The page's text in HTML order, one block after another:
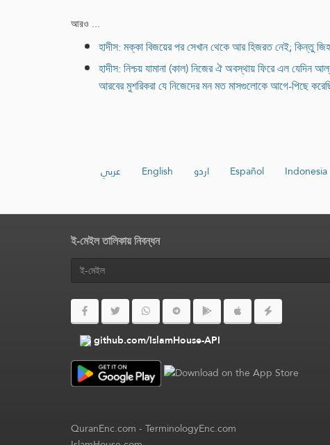
আরও ...
হাদীস: মক্কা বিজয়ের পর সেখান থেকে আর হিজরত নেই; কিন্তু
হাদীস: নিশ্চয় যামানা (কাল) নিজের ঐ অবস্থায় ফিরে এল যেদিন
আরবের মুশরিকরা যে নিজেদের মন মত মাসগুলোকে আগে-পিছে
عربي English اردو Español Indonesia
ই-মেইল তালিকায় নিবন্ধন
github.com/IslamHouse-API
QuranEnc.com-TerminologyEnc.com